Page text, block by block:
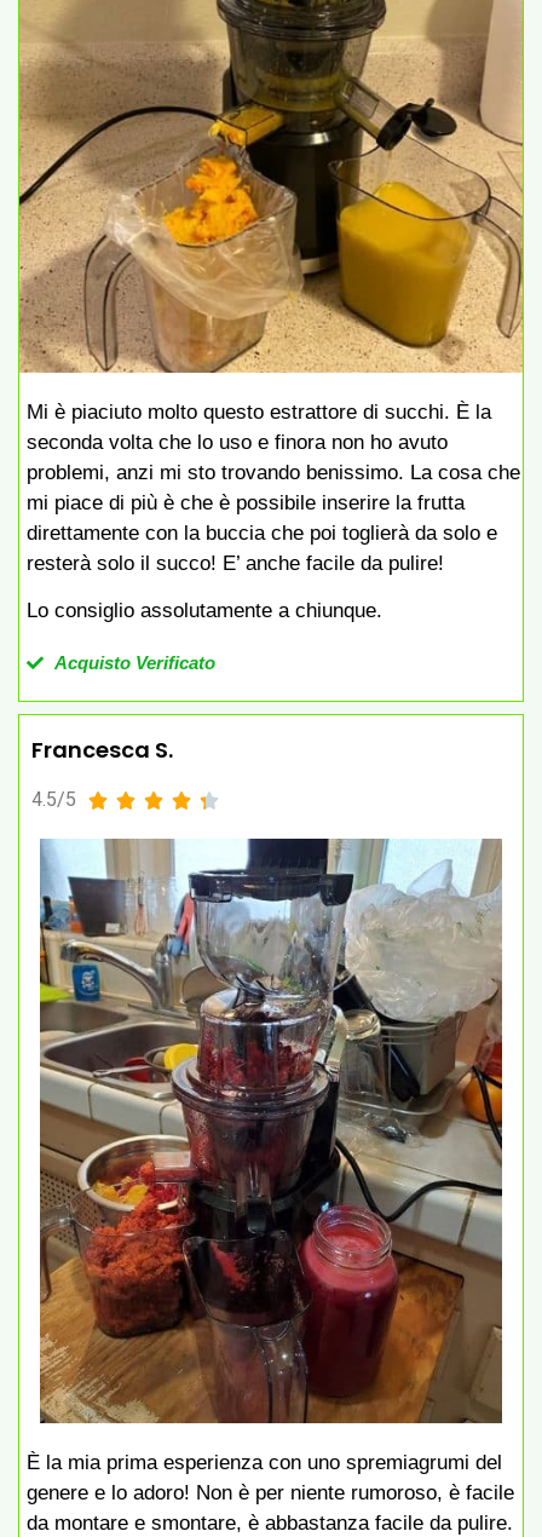
Mi è piaciuto molto questo estrattore di succhi. È la
seconda volta che lo uso e finora non ho avuto
problemi, anzi mi sto trovando benissimo. La cosa che
mi piace di più è che è possibile inserire la frutta
direttamente con la buccia che poi toglierà da solo e
resterà solo il succo! E’ anche facile da pulire!
Lo consiglio assolutamente a chiunque.
Acquisto Verificato
Francesca S.
4.5/5     
È la mia prima esperienza con uno spremiagrumi del
genere e lo adoro! Non è per niente rumoroso, è facile
da montare e smontare, è abbastanza facile da pulire.